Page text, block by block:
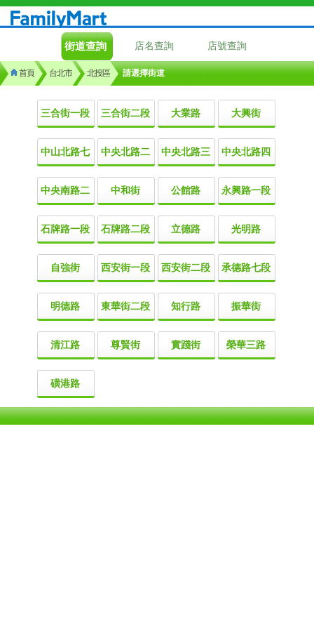
街道查詢 店名查詢 店號查詢
首頁 台北市 北投區 請選擇街道
三合街一段 三合街二段 大業路 大興街
中山北路七 中央北路二 中央北路三 中央北路四
中央南路二 中和街 公館路 永興路一段
石牌路一段 石牌路二段 立德路 光明路
自強街 西安街一段 西安街二段 承德路七段
明德路 東華街二段 知行路 振華街
清江路 尊賢街 實踐街 榮華三路
磺港路